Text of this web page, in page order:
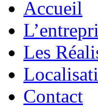
Accueil
Les
Contact